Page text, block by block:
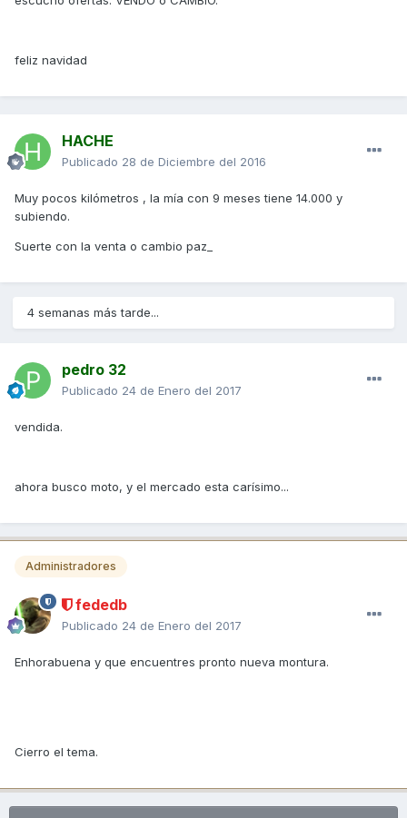
feliz navidad
HACHE
Publicado 28 de Diciembre del 2016
Muy pocos kilómetros , la mía con 9 meses tiene 14.000 y
subiendo.
Suerte con la venta o cambio paz_
4 semanas más tarde...
pedro 32
Publicado 24 de Enero del 2017
vendida.
ahora busco moto, y el mercado esta carísimo...
Administradores
fededb
Publicado 24 de Enero del 2017
Enhorabuena y que encuentres pronto nueva montura.
Cierro el tema.